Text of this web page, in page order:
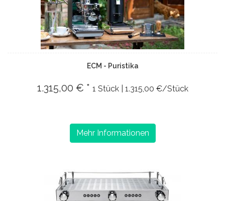
ECM - Puristika
1.315,00 € * 1 Stück | 1.315,00 €/Stück
Mehr Informationen